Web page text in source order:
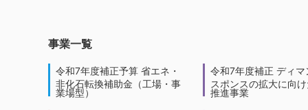
事業一覧
令和7年度補正予算 省エネ・
非化石転換補助金（工場・事
業場型）
令和7年度補正 ディマ
スポンスの拡大に向
推進事業